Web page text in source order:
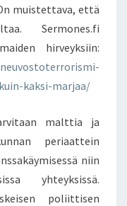
muistettava, että
Sermones.fi
hirveyksiin:
kaksi-marjaa/
malttia ja
periaattein
niin
yhteyksissä.
poliittisen